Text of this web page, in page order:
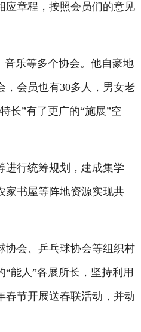
应章程，按照会员们的意见
乐等多个协会。他自豪地
，会员也有30多人，男女老
长”有了更广的“施展”空
行统筹规划，建成集学
家书屋等阵地资源实现共
会、乒乓球协会等组织村
能人”各展所长，坚持利用
春节开展送春联活动，并动